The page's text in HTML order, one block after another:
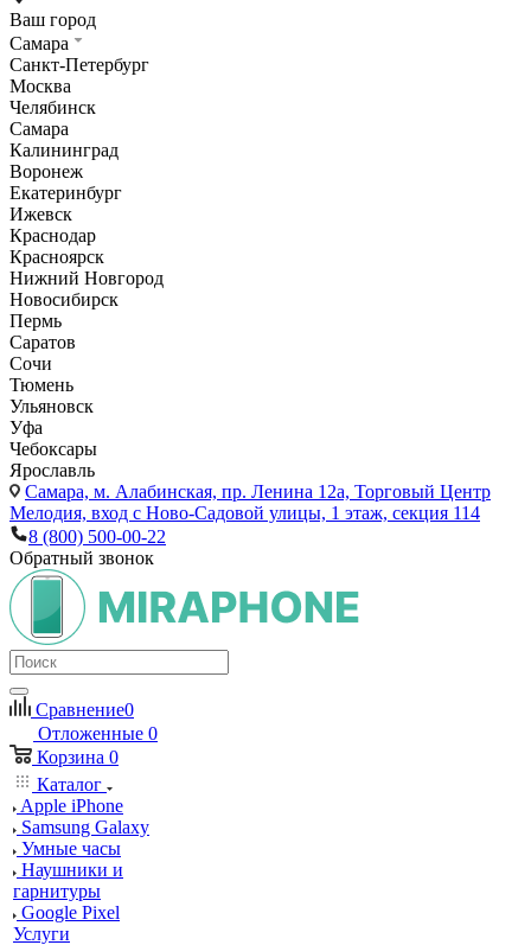
Ваш город
Самара
Санкт-Петербург
Москва
Челябинск
Самара
Калининград
Воронеж
Екатеринбург
Ижевск
Краснодар
Красноярск
Нижний Новгород
Новосибирск
Пермь
Саратов
Сочи
Тюмень
Ульяновск
Уфа
Чебоксары
Ярославль
Самара, м. Алабинская, пр. Ленина 12а, Торговый Центр
Мелодия, вход с Ново-Садовой улицы, 1 этаж, секция 114
8 (800) 500-00-22
Обратный звонок
Сравнение0
Отложенные 0
Корзина 0
Каталог
Apple iPhone
Samsung Galaxy
Умные часы
Наушники и
гарнитуры
Google Pixel
Услуги